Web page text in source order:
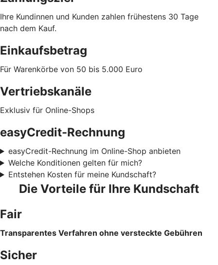
Ihre Kundinnen und Kunden zahlen frühestens 30 Tage
nach dem Kauf.
Einkaufsbetrag
Für Warenkörbe von 50 bis 5.000 Euro
Vertriebskanäle
Exklusiv für Online-Shops
easyCredit-Rechnung
easyCredit-Rechnung im Online-Shop anbieten
Welche Konditionen gelten für mich?
Entstehen Kosten für meine Kundschaft?
Die Vorteile für Ihre Kundschaft
Fair
Transparentes Verfahren ohne versteckte Gebühren
Sicher